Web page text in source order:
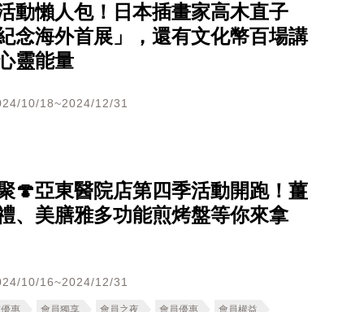
動懶人包！日本插畫家高木直子
紀念海外首展」，還有文化幣百場講
靈能量
10/18~2024/12/31
🍄亞東醫院店第四季活動開跑！薑
、美膳雅多功能煎烤盤等你來拿
10/16~2024/12/31
惠 會員獨享 會員之夜 會員優惠 會員權益